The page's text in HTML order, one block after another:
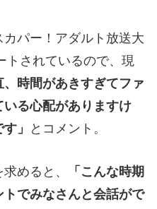
パー！アダルト放送大
トされているので、現
、時間があきすぎてファ
る心配がありますけ
」
とコメント。
めると、
「こんな時期
でみなさんと会話がで